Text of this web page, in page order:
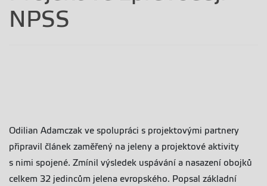
NPSS
Odilian Adamczak ve spolupráci s projektovými partnery
připravil článek zaměřený na jeleny a projektové aktivity
s nimi spojené. Zmínil výsledek uspávání a nasazení obojků
celkem 32 jedincům jelena evropského. Popsal základní